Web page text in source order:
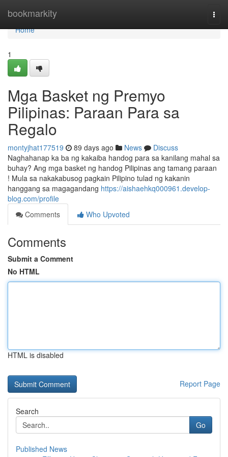
bookmarkity
Home
Home
1
Mga Basket ng Premyo
Pilipinas: Paraan Para sa
Regalo
montyjhat177519 89 days ago News
Discuss
Naghahanap ka ba ng kakaiba handog para sa kanilang mahal sa
buhay? Ang mga basket ng handog Pilipinas ang tamang paraan
! Mula sa nakakabusog pagkain Pilipino tulad ng kakanin
hanggang sa magagandang https://aishaehkq000961.develop-
blog.com/profile
Comments
Who Upvoted
Comments
Submit a Comment
No HTML
HTML is disabled
Report Page
Search
Go
Published News